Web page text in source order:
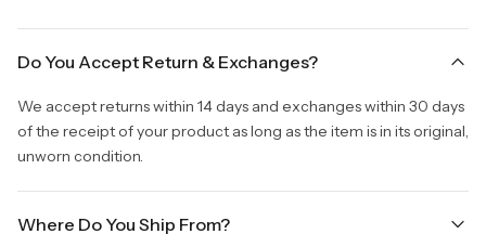
Do You Accept Return & Exchanges?
We accept returns within 14 days and exchanges within 30 days
of the receipt of your product as long as the item is in its original,
unworn condition.
Where Do You Ship From?